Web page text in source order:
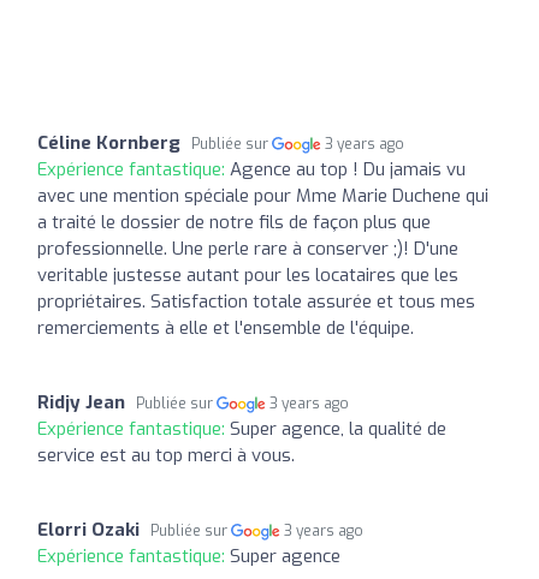
Céline Kornberg Publiée sur 3 years ago
Expérience fantastique: Agence au top ! Du jamais vu
avec une mention spéciale pour Mme Marie Duchene qui
a traité le dossier de notre fils de façon plus que
professionnelle. Une perle rare à conserver ;)! D'une
veritable justesse autant pour les locataires que les
propriétaires. Satisfaction totale assurée et tous mes
remerciements à elle et l'ensemble de l'équipe.
Ridjy Jean Publiée sur 3 years ago
Expérience fantastique: Super agence, la qualité de
service est au top merci à vous.
Elorri Ozaki Publiée sur 3 years ago
Expérience fantastique: Super agence